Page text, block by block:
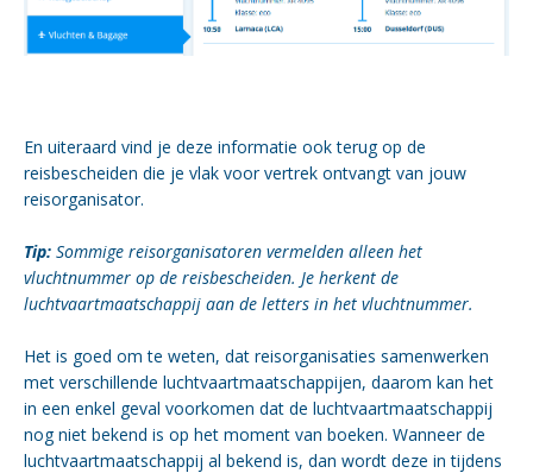
En uiteraard vind je deze informatie ook terug op de
reisbescheiden die je vlak voor vertrek ontvangt van jouw
reisorganisator.
Tip: Sommige reisorganisatoren vermelden alleen het
vluchtnummer op de reisbescheiden. Je herkent de
luchtvaartmaatschappij aan de letters in het vluchtnummer.
Het is goed om te weten, dat reisorganisaties samenwerken
met verschillende luchtvaartmaatschappijen, daarom kan het
in een enkel geval voorkomen dat de luchtvaartmaatschappij
nog niet bekend is op het moment van boeken. Wanneer de
luchtvaartmaatschappij al bekend is, dan wordt deze in tijdens